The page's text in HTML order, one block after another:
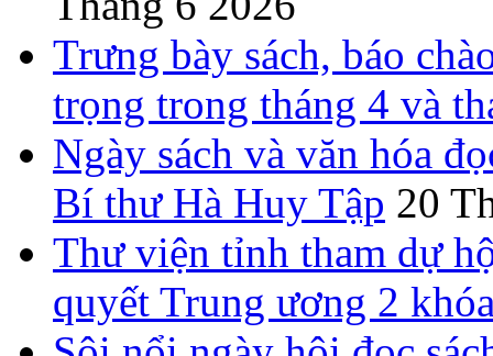
Trưng bày sách, báo
trọng trong tháng 4 và
Ngày sách và văn hóa
Bí thư Hà Huy Tập 20
Thư viện tỉnh tham dự
quyết Trung ương 2